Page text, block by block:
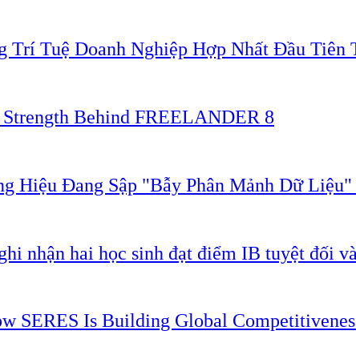
Tuệ Doanh Nghiệp Hợp Nhất Đầu Tiên
Behind FREELANDER 8
Hiệu Đang Sập "Bẫy Phân Mảnh Dữ
nhận hai học sinh đạt điểm IB tuyệt đối
SERES Is Building Global